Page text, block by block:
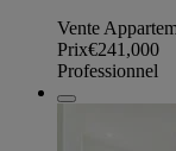
Vente
Prix€241,000
Professionnel